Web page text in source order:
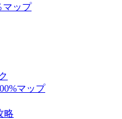
マップ
マップ
略